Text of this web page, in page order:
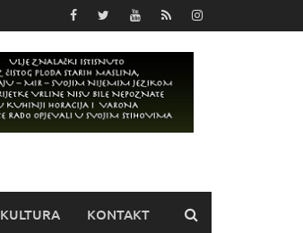
KULTURA KONTAKT